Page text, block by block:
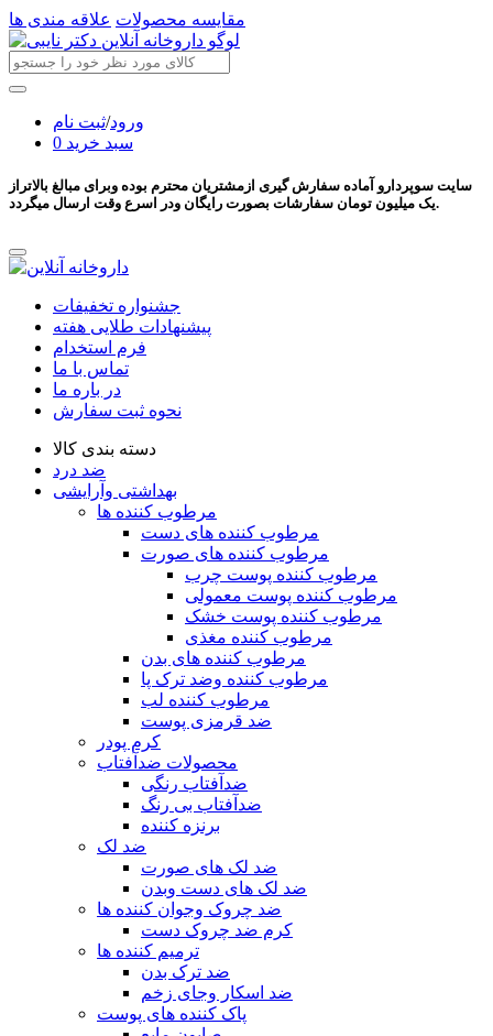
مقایسه محصولات علاقه مندی ها
ورود/ثبت نام
سبد خرید 0
سایت سوپردارو آماده سفارش گیری ازمشتریان محترم بوده وبرای مبالغ بالاتراز
یک میلیون تومان سفارشات بصورت رایگان ودر اسرع وقت ارسال میگردد.
جشنواره تخفیفات
پیشنهادات طلایی هفته
فرم استخدام
تماس با ما
در باره ما
نحوه ثبت سفارش
دسته بندی کالا
ضد درد
بهداشتی وآرایشی
مرطوب کننده ها
مرطوب کننده های دست
مرطوب کننده های صورت
مرطوب کننده پوست چرب
مرطوب کننده پوست معمولی
مرطوب کننده پوست خشک
مرطوب کننده مغذی
مرطوب کننده های بدن
مرطوب کننده وضد ترک پا
مرطوب کننده لب
ضد قرمزی پوست
کرم پودر
محصولات ضدآفتاب
ضدآفتاب رنگی
ضدآفتاب بی رنگ
برنزه کننده
ضد لک
ضد لک های صورت
ضد لک های دست وبدن
ضد چروک وجوان کننده ها
کرم ضد چروک دست
ترمیم کننده ها
ضد ترک بدن
ضد اسکار وجای زخم
پاک کننده های پوست